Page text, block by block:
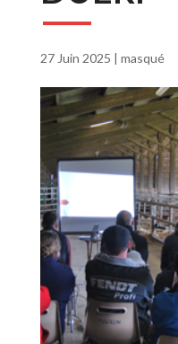
27 Juin 2025 | masqué